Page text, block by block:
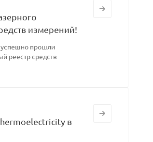
измерений!
успешно прошли
реестр средств
в